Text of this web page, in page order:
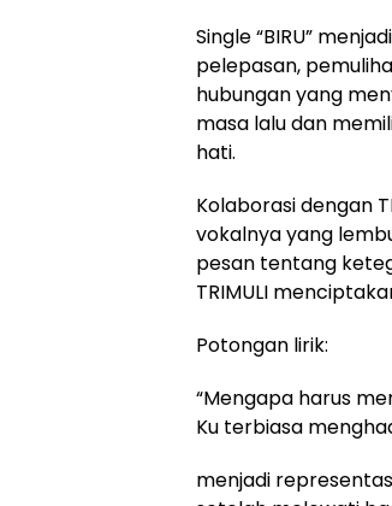
Single “BIRU”
pelepasan,
hubungan yang
masa lalu dan
hati.
Kolaborasi dengan
vokalnya yang
pesan tentang
TRIMULI
Potongan lirik:
“Mengapa harus
Ku terbiasa
menjadi